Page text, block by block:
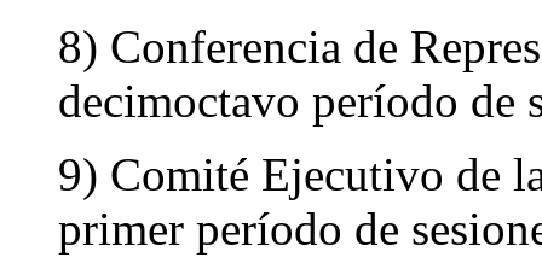
8) Conferencia de
decimoctavo período de
9) Comité Ejecutivo de
primer período de